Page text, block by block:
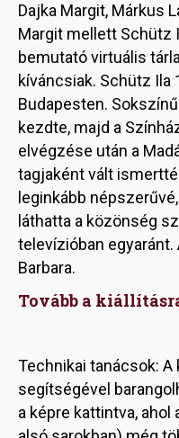
Dajka Margit, Márkus
Margit mellett Schütz
bemutató virtuális
kíváncsiak. Schütz
Budapesten.
kezdte, majd a
elvégzése után a
tagjaként vált
leginkább
láthatta a közönség
televízióban egyaránt.
Barbara.
Tovább a
Technikai tanácsok: A
segítségével
a képre kattintva,